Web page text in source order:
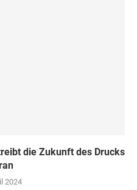
die Zukunft des Drucks
2024